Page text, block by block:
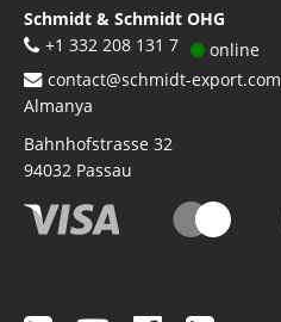
Schmidt & Schmidt OHG
+1 332 208 131 7
online
contact@schmidt-export.com
Almanya
Bahnhofstrasse 32
94032 Passau